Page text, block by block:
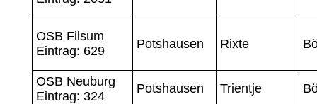
OSB Filsum
Eintrag: 629
Potshausen Rixte
OSB Neuburg
Eintrag: 324
Potshausen Trientje